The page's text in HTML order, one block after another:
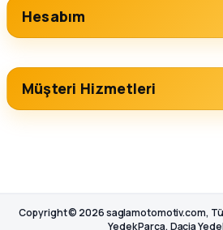
Hesabım
Müşteri Hizmetleri
Copyright © 2026 saglamotomotiv.com,
Yedek Parça, Dacia